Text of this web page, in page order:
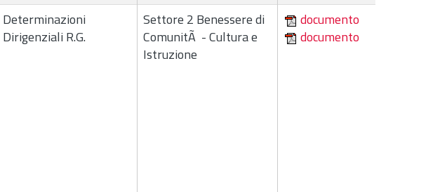
Determinazioni
Dirigenziali R.G.
Settore 2 Benessere di
ComunitÃ - Cultura e
Istruzione
documento
documento